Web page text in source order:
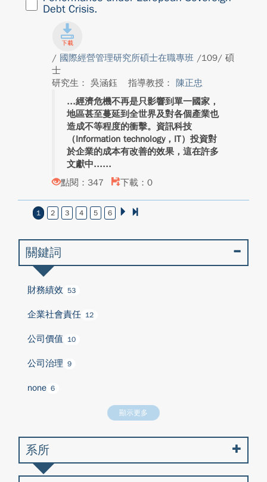
Debt Crisis.
/ 國際經營管理研究所碩士在職專班 /109/ 碩
士
研究生： 吳涵鈺
指導教授： 陳正忠
經濟危機不再是只影響到單一國家，
地區甚至蔓延到全世界及對各個產業也
造成不等程度的衝擊。資訊科技
（Information technology，IT）投資對
於企業的成本有改善的效果，這在許多
文獻中...
點閱：347
下載：0
1 2 3 4 5 6
關鍵詞
財務績效 53
企業社會責任 12
公司價值 10
公司治理 9
none 6
顯示更多
系所